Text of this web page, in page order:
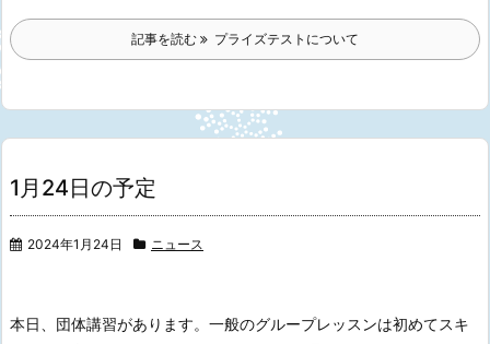
記事を読む プライズテストについて
1月24日の予定
2024年1月24日 ニュース
本日、団体講習があります。 一般のグループレッスンは初めてスキ